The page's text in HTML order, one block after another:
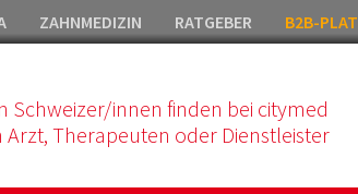
ZAHNMEDIZIN RATGEBER B2B-
Schweizer/innen finden bei citymed
Arzt, Therapeuten oder Dienstleister